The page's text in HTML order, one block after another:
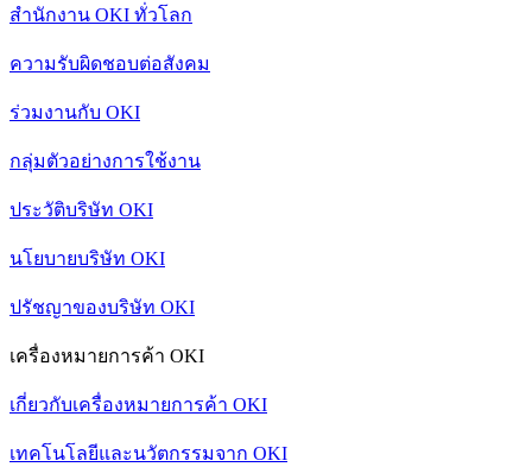
สำนักงาน OKI ทั่วโลก
ความรับผิดชอบต่อสังคม
ร่วมงานกับ OKI
กลุ่มตัวอย่างการใช้งาน
ประวัติบริษัท OKI
นโยบายบริษัท OKI
ปรัชญาของบริษัท OKI
เครื่องหมายการค้า OKI
เกี่ยวกับเครื่องหมายการค้า OKI
เทคโนโลยีและนวัตกรรมจาก OKI